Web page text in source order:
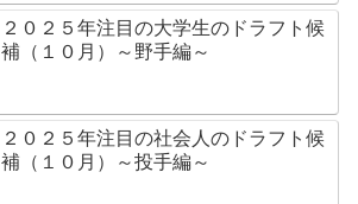
２０２５年注目の大学生のドラフト候
補（１０月）～野手編～
２０２５年注目の社会人のドラフト候
補（１０月）～投手編～